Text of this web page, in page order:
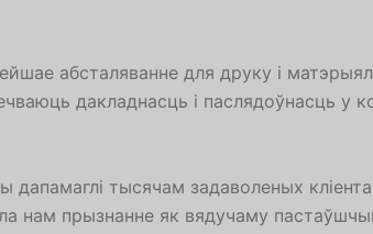
абсталяванне для друку і
дакладнасць і паслядоўнасць
дапамаглі тысячам задаволеных
нам прызнанне як вядучаму